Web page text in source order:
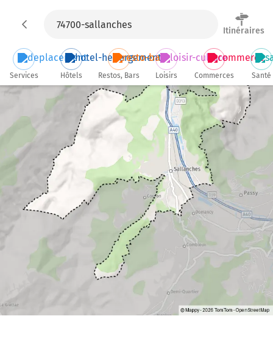
Itinéraires
Services Hôtels Restos, Bars Loisirs Commerces Santé